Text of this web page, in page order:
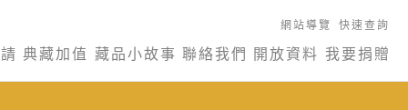
網站導覽 快速查詢
典藏加值 藏品小故事 聯絡我們 開放資料 我要捐贈